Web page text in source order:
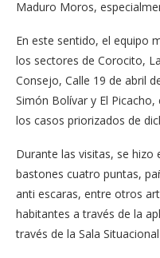
Maduro Moros,
En este sentido, el equipo
los sectores de Corocito,
Consejo, Calle 19 de abril
Simón Bolívar y El
los casos priorizados de
Durante las visitas, se hizo
bastones cuatro puntas,
anti escaras, entre otros
habitantes a través de la
través de la Sala